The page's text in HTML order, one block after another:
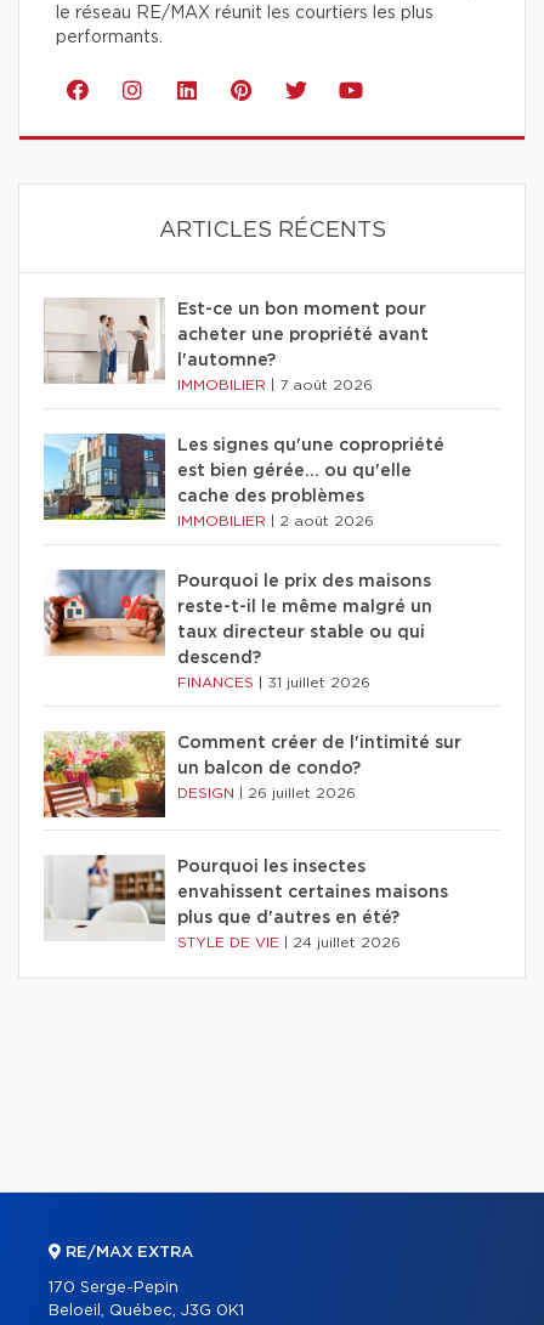
le réseau RE/MAX réunit les courtiers les plus
performants.
ARTICLES RÉCENTS
Est-ce un bon moment pour
acheter une propriété avant
l'automne?
IMMOBILIER 7 août 2026
Les signes qu'une copropriété
est bien gérée… ou qu'elle
cache des problèmes
IMMOBILIER 2 août 2026
Pourquoi le prix des maisons
reste-t-il le même malgré un
taux directeur stable ou qui
descend?
FINANCES 31 juillet 2026
Comment créer de l'intimité sur
un balcon de condo?
DESIGN 26 juillet 2026
Pourquoi les insectes
envahissent certaines maisons
plus que d'autres en été?
STYLE DE VIE 24 juillet 2026
RE/MAX EXTRA
170 Serge-Pepin
Beloeil, Québec, J3G 0K1